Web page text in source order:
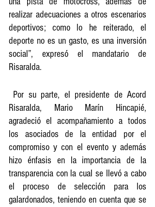
realizar adecuaciones a otros escenarios
deportivos; como lo he reiterado, el
deporte no es un gasto, es una inversión
social”, expresó el mandatario de
Risaralda.
Risaralda, Mario Marín Hincapié,
agradeció el acompañamiento a todos
los asociados de la entidad por el
compromiso y con el evento y además
hizo énfasis en la importancia de la
transparencia con la cual se llevó a cabo
el proceso de selección para los
galardonados, teniendo en cuenta que se